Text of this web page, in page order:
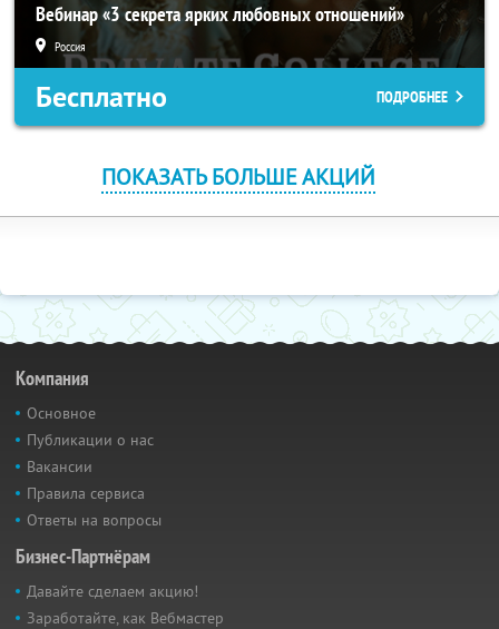
Вебинар «3 секрета ярких любовных отношений»
Россия
Бесплатно ПОДРОБНЕЕ
ПОКАЗАТЬ БОЛЬШЕ АКЦИЙ
Компания
Основное
Публикации о нас
Вакансии
Правила сервиса
Ответы на вопросы
Бизнес-Партнёрам
Давайте сделаем акцию!
Заработайте, как Вебмастер